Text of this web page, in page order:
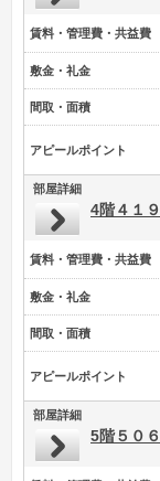
賃料・管理費・共益費
敷金・礼金
間取・面積
アピールポイント
部屋詳細
4階４１９
賃料・管理費・共益費
敷金・礼金
間取・面積
アピールポイント
部屋詳細
5階５０６